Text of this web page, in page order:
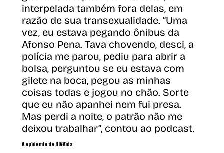
interpelada também fora delas, em
razão de sua transexualidade. “Uma
vez, eu estava pegando ônibus da
Afonso Pena. Tava chovendo, desci, a
polícia me parou, pediu para abrir a
bolsa, perguntou se eu estava com
gilete na boca, pegou as minhas
coisas todas e jogou no chão. Sorte
que eu não apanhei nem fui presa.
Mas perdi a noite, o patrão não me
deixou trabalhar”, contou ao podcast.
A epidemia de HIV-Aids